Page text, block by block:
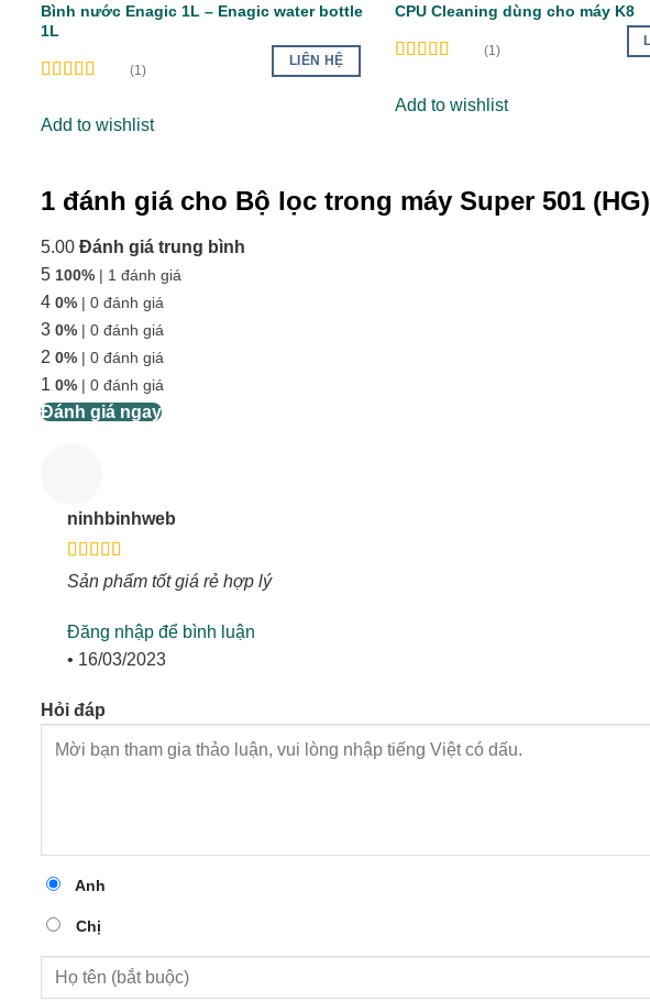
Bình nước Enagic 1L – Enagic water bottle
1L
(1)
LIÊN HỆ
Add to wishlist
CPU Cleaning dùng cho máy K8
(1)
Add to wishlist
1 đánh giá cho Bộ lọc trong máy Super 501
5.00 Đánh giá trung bình
5 100% | 1 đánh giá
4 0% | 0 đánh giá
3 0% | 0 đánh giá
2 0% | 0 đánh giá
1 0% | 0 đánh giá
Đánh giá ngay
ninhbinhweb
Rated5out
Sản phẩm tốt giá rẻ hợp lý
Đăng nhập để bình luận
• 16/03/2023
Hỏi đáp
Anh
Chị